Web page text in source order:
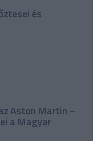
és
Aston Martin –
a Magyar